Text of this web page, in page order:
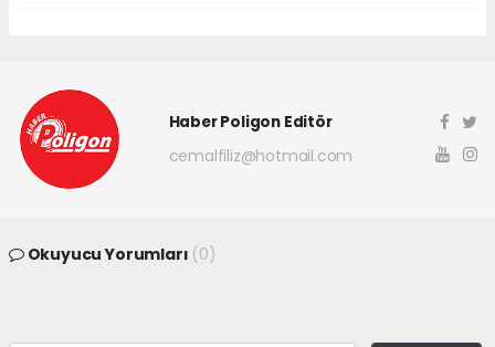
Haber Poligon Editör
cemalfiliz@hotmail.com
Okuyucu Yorumları (0)